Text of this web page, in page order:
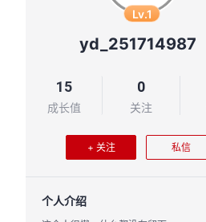
Lv.1
yd_251714987
15
成长值
0
关注
+ 关注 私信
个人介绍